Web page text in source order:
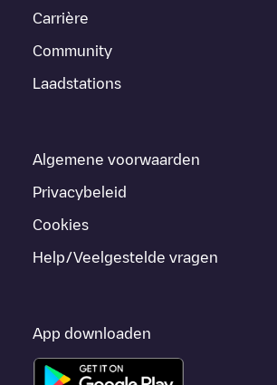
Carrière
Community
Laadstations
Algemene voorwaarden
Privacybeleid
Cookies
Help/Veelgestelde vragen
App downloaden